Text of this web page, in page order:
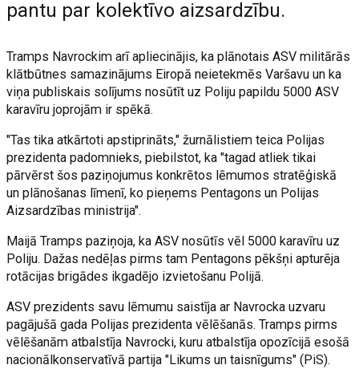
pantu par kolektīvo aizsardzību.
Tramps Navrockim arī apliecinājis, ka plānotais ASV militārās
klātbūtnes samazinājums Eiropā neietekmēs Varšavu un ka
viņa publiskais solījums nosūtīt uz Poliju papildu 5000 ASV
karavīru joprojām ir spēkā.
"Tas tika atkārtoti apstiprināts," žurnālistiem teica Polijas
prezidenta padomnieks, piebilstot, ka "tagad atliek tikai
pārvērst šos paziņojumus konkrētos lēmumos stratēģiskā
un plānošanas līmenī, ko pieņems Pentagons un Polijas
Aizsardzības ministrija".
Maijā Tramps paziņoja, ka ASV nosūtīs vēl 5000 karavīru uz
Poliju. Dažas nedēļas pirms tam Pentagons pēkšņi apturēja
rotācijas brigādes ikgadējo izvietošanu Polijā.
ASV prezidents savu lēmumu saistīja ar Navrocka uzvaru
pagājušā gada Polijas prezidenta vēlēšanās. Tramps pirms
vēlēšanām atbalstīja Navrocki, kuru atbalstīja opozīcijā esošā
nacionālkonservatīvā partija "Likums un taisnīgums" (PiS).